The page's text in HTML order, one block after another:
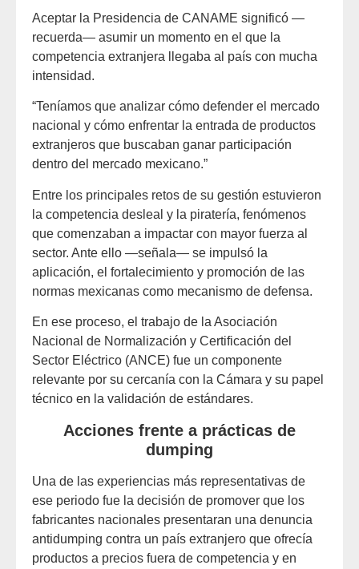
Aceptar la Presidencia de CANAME significó —
recuerda— asumir un momento en el que la
competencia extranjera llegaba al país con mucha
intensidad.
“Teníamos que analizar cómo defender el mercado
nacional y cómo enfrentar la entrada de productos
extranjeros que buscaban ganar participación
dentro del mercado mexicano.”
Entre los principales retos de su gestión estuvieron
la competencia desleal y la piratería, fenómenos
que comenzaban a impactar con mayor fuerza al
sector. Ante ello —señala— se impulsó la
aplicación, el fortalecimiento y promoción de las
normas mexicanas como mecanismo de defensa.
En ese proceso, el trabajo de la Asociación
Nacional de Normalización y Certificación del
Sector Eléctrico (ANCE) fue un componente
relevante por su cercanía con la Cámara y su papel
técnico en la validación de estándares.
Acciones frente a prácticas de
dumping
Una de las experiencias más representativas de
ese periodo fue la decisión de promover que los
fabricantes nacionales presentaran una denuncia
antidumping contra un país extranjero que ofrecía
productos a precios fuera de competencia y en